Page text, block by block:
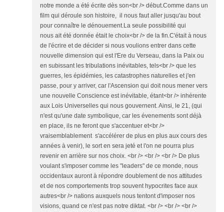
notre monde a été écrite dès son<br /> début.Comme dans un
film qui déroule son histoire, il nous faut aller jusqu'au bout
pour connaître le dénouement.La seule possibilité qui
nous ait été donnée était le choix<br /> de la fin.C'était à nous
de l'écrire et de décider si nous voulions entrer dans cette
nouvelle dimension qui est l'Ere du Verseau, dans la Paix ou
en subissant les tribulations inévitables, tels<br /> que les
guerres, les épidémies, les catastrophes naturelles et j'en
passe, pour y arriver, car l'Ascension qui doit nous mener vers
une nouvelle Conscience est inévitable, étant<br /> inhérente
aux Lois Universelles qui nous gouvernent. Ainsi, le 21, (qui
n'est qu'une date symbolique, car les évenements sont déjà
en place, ils ne feront que s'accentuer et<br />
vraisemblablement s'accélérer de plus en plus aux cours des
années à venir), le sort en sera jeté et l'on ne pourra plus
revenir en arrière sur nos choix. <br /> <br /> <br /> De plus
voulant s'imposer comme les "leaders" de ce monde, nous
occidentaux auront à répondre doublement de nos attitudes
et de nos comportements trop souvent hypocrites face aux
autres<br /> nations auxquels nous tentont d'imposer nos
visions, quand ce n'est pas notre diktat. <br /> <br /> <br />